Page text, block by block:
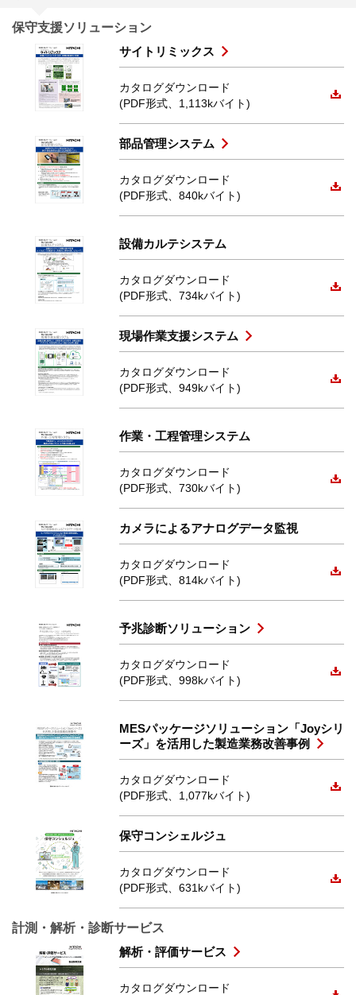
保守支援ソリューション
サイトリミックス
カタログダウンロード
(PDF形式、1,113kバイト)
部品管理システム
カタログダウンロード
(PDF形式、840kバイト)
設備カルテシステム
カタログダウンロード
(PDF形式、734kバイト)
現場作業支援システム
カタログダウンロード
(PDF形式、949kバイト)
作業・工程管理システム
カタログダウンロード
(PDF形式、730kバイト)
カメラによるアナログデータ監視
カタログダウンロード
(PDF形式、814kバイト)
予兆診断ソリューション
カタログダウンロード
(PDF形式、998kバイト)
MESパッケージソリューション「Joyシリ
ーズ」を活用した製造業務改善事例
カタログダウンロード
(PDF形式、1,077kバイト)
保守コンシェルジュ
カタログダウンロード
(PDF形式、631kバイト)
計測・解析・診断サービス
解析・評価サービス
カタログダウンロード